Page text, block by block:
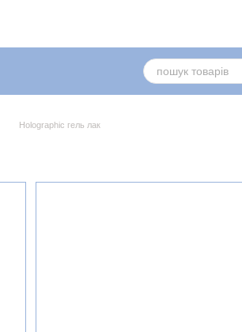
Holographic гель лак